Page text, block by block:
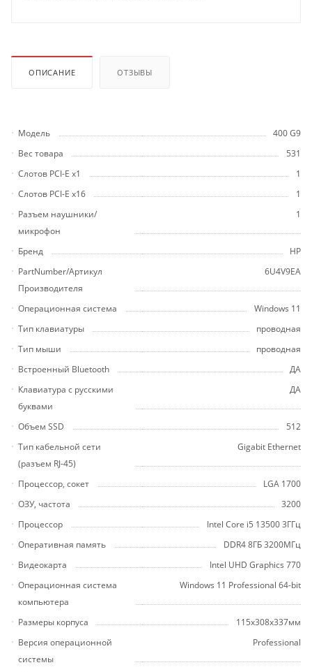
ОПИСАНИЕ ОТЗЫВЫ
Модель
400 G9
Вес товара
531
Слотов PCI-E x1
1
Слотов PCI-E x16
1
Разъем наушники/
микрофон
1
Бренд
HP
PartNumber/Артикул
Производителя
6U4V9EA
Операционная система
Windows 11
Тип клавиатуры
проводная
Тип мыши
проводная
Встроенный Bluetooth
ДА
Клавиатура с русскими
буквами
ДА
Объем SSD
512
Тип кабельной сети
(разъем RJ-45)
Gigabit Ethernet
Процессор, сокет
LGA 1700
ОЗУ, частота
3200
Процессор
Intel Core i5 13500 3ГГц
Оперативная память
DDR4 8ГБ 3200МГц
Видеокарта
Intel UHD Graphics 770
Операционная система
компьютера
Windows 11 Professional 64-bit
Размеры корпуса
115x308x337мм
Версия операционной
системы
Professional